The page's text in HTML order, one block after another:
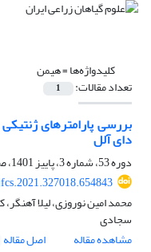
کلیدواژه‌ها =هیمن
تعداد مقالات: 1
بررسی پارامترهای
دای آلل
دوره 53، شماره 3، پاییز 1401، صفحه
محمد امین نوروزی، لیلا
سجادی
مشاهده مقاله
اصل مقاله